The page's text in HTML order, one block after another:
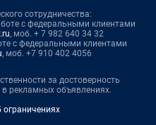
сотрудничества:
с федеральными клиентами
, моб. + 7 982 640 34 32
с федеральными клиентами
, моб. +7 910 402 4056
за достоверность
рекламных объявлениях.